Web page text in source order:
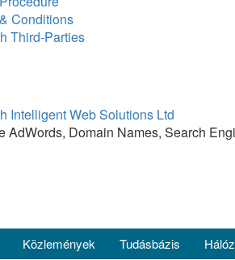
Conditions
Third-Parties
AdWords, Domain Names, Search
Közlemények Tudásbázis